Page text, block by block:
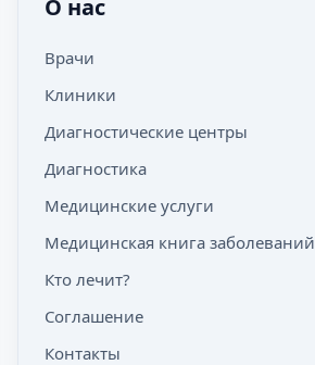
О нас
Врачи
Клиники
Диагностические центры
Диагностика
Медицинские услуги
Медицинская книга заболеваний
Кто лечит?
Соглашение
Контакты